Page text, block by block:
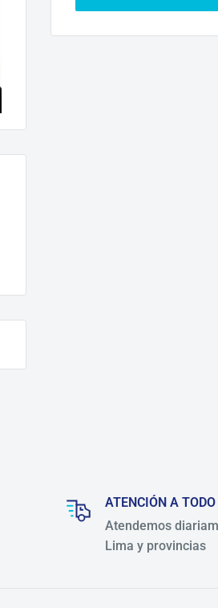
ATENCIÓN A TODO
Atendemos
Lima y provincias